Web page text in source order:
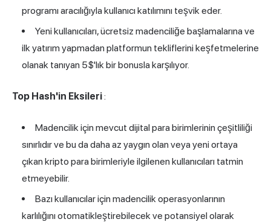
programı aracılığıyla kullanıcı katılımını teşvik eder.
Yeni kullanıcıları, ücretsiz madenciliğe başlamalarına ve
ilk yatırım yapmadan platformun tekliflerini keşfetmelerine
olanak tanıyan 5$'lık bir bonusla karşılıyor.
Top Hash'in Eksileri:
Madencilik için mevcut dijital para birimlerinin çeşitliliği
sınırlıdır ve bu da daha az yaygın olan veya yeni ortaya
çıkan kripto para birimleriyle ilgilenen kullanıcıları tatmin
etmeyebilir.
Bazı kullanıcılar için madencilik operasyonlarının
karlılığını otomatikleştirebilecek ve potansiyel olarak